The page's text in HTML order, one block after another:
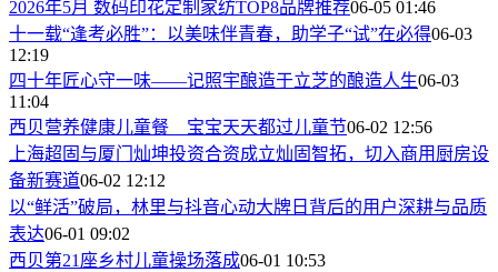
2026年5月 数码印花定制家纺TOP8品牌推荐06-05 01:46
十一载“逢考必胜”：以美味伴青春，助学子“试”在必得06-03
12:19
四十年匠心守一味——记照宇酿造于立芝的酿造人生06-03
11:04
西贝营养健康儿童餐 宝宝天天都过儿童节06-02 12:56
上海超固与厦门灿坤投资合资成立灿固智拓，切入商用厨房设
备新赛道06-02 12:12
以“鲜活”破局，林里与抖音心动大牌日背后的用户深耕与品质
表达06-01 09:02
西贝第21座乡村儿童操场落成06-01 10:53